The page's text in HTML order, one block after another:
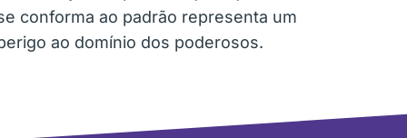
conforma ao padrão representa um
ao domínio dos poderosos.